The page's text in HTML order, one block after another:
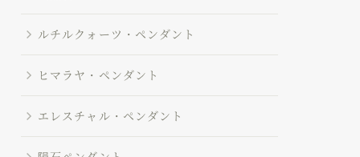
ルチルクォーツ・ペンダント
ヒマラヤ・ペンダント
エレスチャル・ペンダント